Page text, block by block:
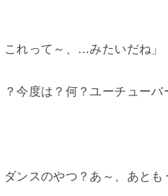
これって～、…みたいだね」
？今度は？何？ユーチューバ
ダンスのやつ？あ～、あと